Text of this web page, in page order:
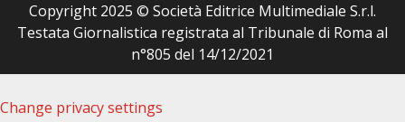
Copyright 2025 © Società Editrice Multimediale S.r.l.
Testata Giornalistica registrata al Tribunale di Roma al
n°805 del 14/12/2021
Change privacy settings